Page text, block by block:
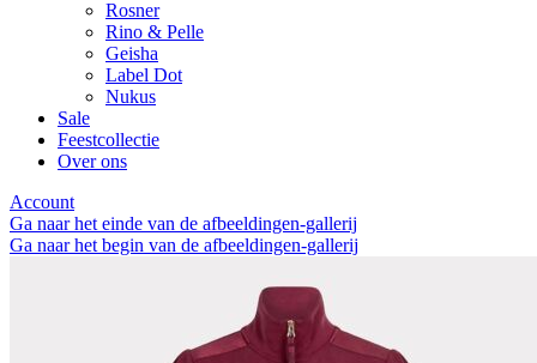
Rosner
Rino & Pelle
Geisha
Label Dot
Nukus
Sale
Feestcollectie
Over ons
Account
Ga naar het einde van de afbeeldingen-gallerij
Ga naar het begin van de afbeeldingen-gallerij